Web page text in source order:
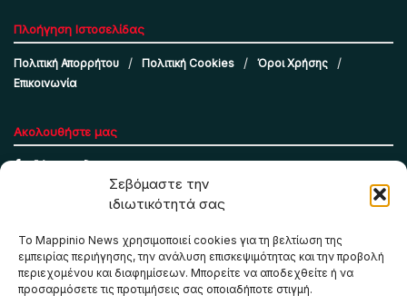
Σεβόμαστε την
ιδιωτικότητά σας
Το Mappinio News χρησιμοποιεί cookies για τη βελτίωση της
εμπειρίας περιήγησης, την ανάλυση επισκεψιμότητας και την προβολή
περιεχομένου και διαφημίσεων. Μπορείτε να αποδεχθείτε ή να
προσαρμόσετε τις προτιμήσεις σας οποιαδήποτε στιγμή.
Πλοήγηση Ιστοσελίδας
Πολιτική Απορρήτου Πολιτική Cookies
Όροι Χρήσης
Επικοινωνία
Ακολουθήστε μας